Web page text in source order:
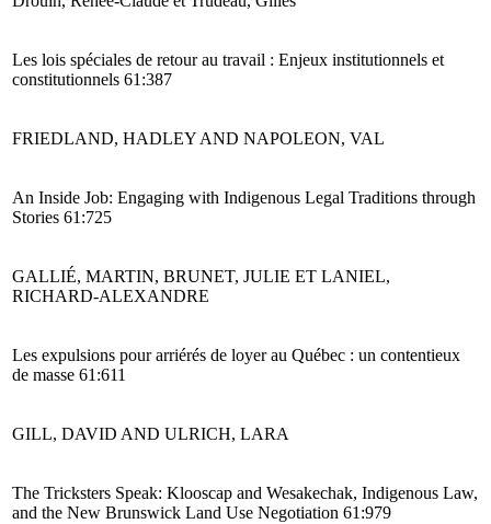
Les lois spéciales de retour au travail : Enjeux institutionnels et
constitutionnels 61:387
FRIEDLAND, HADLEY AND NAPOLEON, VAL
An Inside Job: Engaging with Indigenous Legal Traditions through
Stories 61:725
GALLIÉ, MARTIN, BRUNET, JULIE ET LANIEL,
RICHARD-ALEXANDRE
Les expulsions pour arriérés de loyer au Québec : un contentieux
de masse 61:611
GILL, DAVID AND ULRICH, LARA
The Tricksters Speak: Klooscap and Wesakechak, Indigenous Law,
and the New Brunswick Land Use Negotiation 61:979